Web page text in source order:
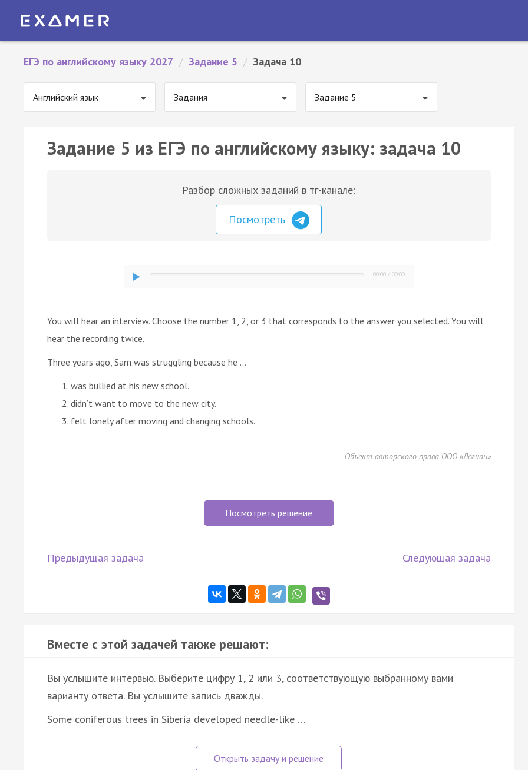
ЕГЭ по английскому языку 2027 / Задание 5 / Задача 10
Английский язык Задания Задание 5
Задание 5 из ЕГЭ по английскому языку: задача 10
Разбор сложных заданий в тг-канале:
Посмотреть
00:00 /00:00
You will hear an interview. Choose the number 1, 2, or 3 that corresponds to the answer you selected. You will
hear the recording twice.
Three years ago, Sam was struggling because he …
was bullied at his new school.
didn’t want to move to the new city.
felt lonely after moving and changing schools.
Объект авторского права ООО «Легион»
Посмотреть решение
Предыдущая задача Следующая задача
Вместе с этой задачей также решают:
Вы услышите интервью. Выберите цифру 1, 2 или 3, соответствующую выбранному вами
варианту ответа. Вы услышите запись дважды.
Some coniferous trees in Siberia developed needle-like …